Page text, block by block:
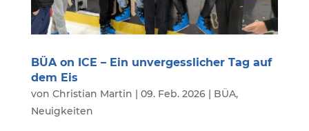
BÜA on ICE – Ein unvergesslicher Tag auf
dem Eis
von Christian Martin | 09. Feb. 2026| BÜA,
Neuigkeiten